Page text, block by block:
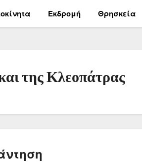
Εκδρομή Θρησκεία
της Κλεοπάτρας